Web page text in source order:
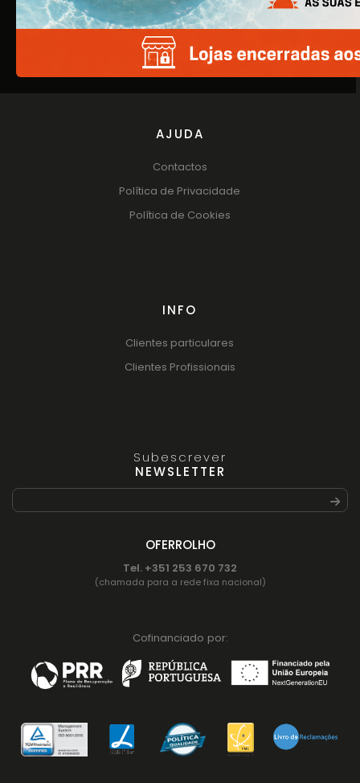
Produtos
Catálogos
AJUDA
Contactos
Política de Privacidade
Política de Cookies
INFO
Clientes particulares
Clientes Profissionais
Subescrever
NEWSLETTER
OFERROLHO
Tel. +351 253 670 732
(chamada para a rede fixa nacional)
Cofinanciado por: